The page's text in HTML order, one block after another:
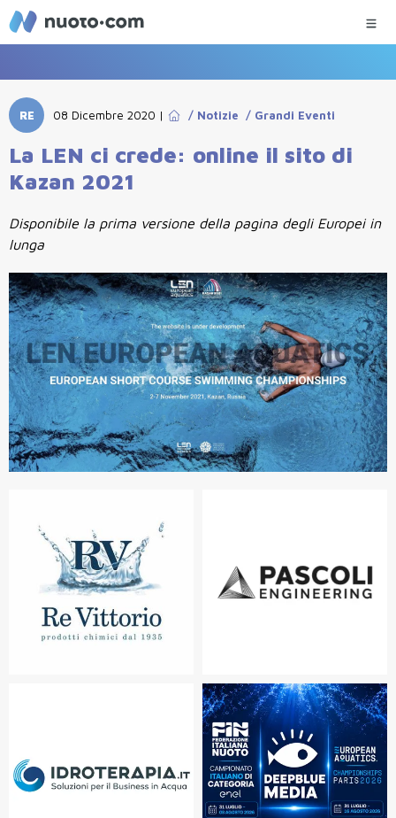
RE 08 Dicembre 2020 | / Notizie / Grandi Eventi
La LEN ci crede: online il sito di
Kazan 2021
Disponibile la prima versione della pagina degli Europei in
lunga